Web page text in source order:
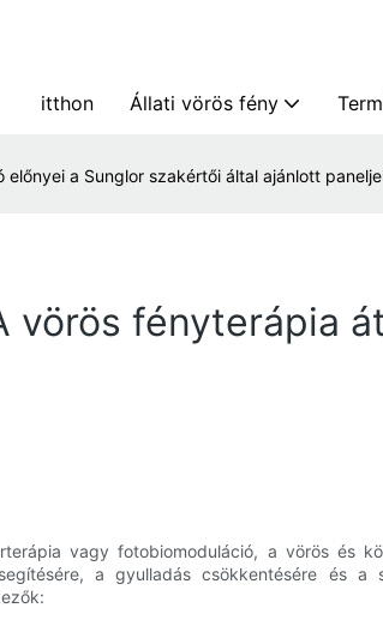
itthon Állati vörös fény
a Sunglor szakértői által ajánlott
vörös fényterápia
vagy fotobiomoduláció, a vörös és
a gyulladás csökkentésére és a